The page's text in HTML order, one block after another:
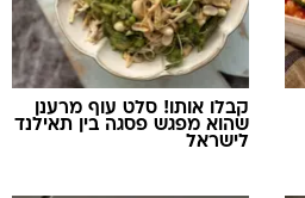
קבלו אותו! סלט עוף מרענן
שהוא מפגש פסגה בין תאילנד
לישראל